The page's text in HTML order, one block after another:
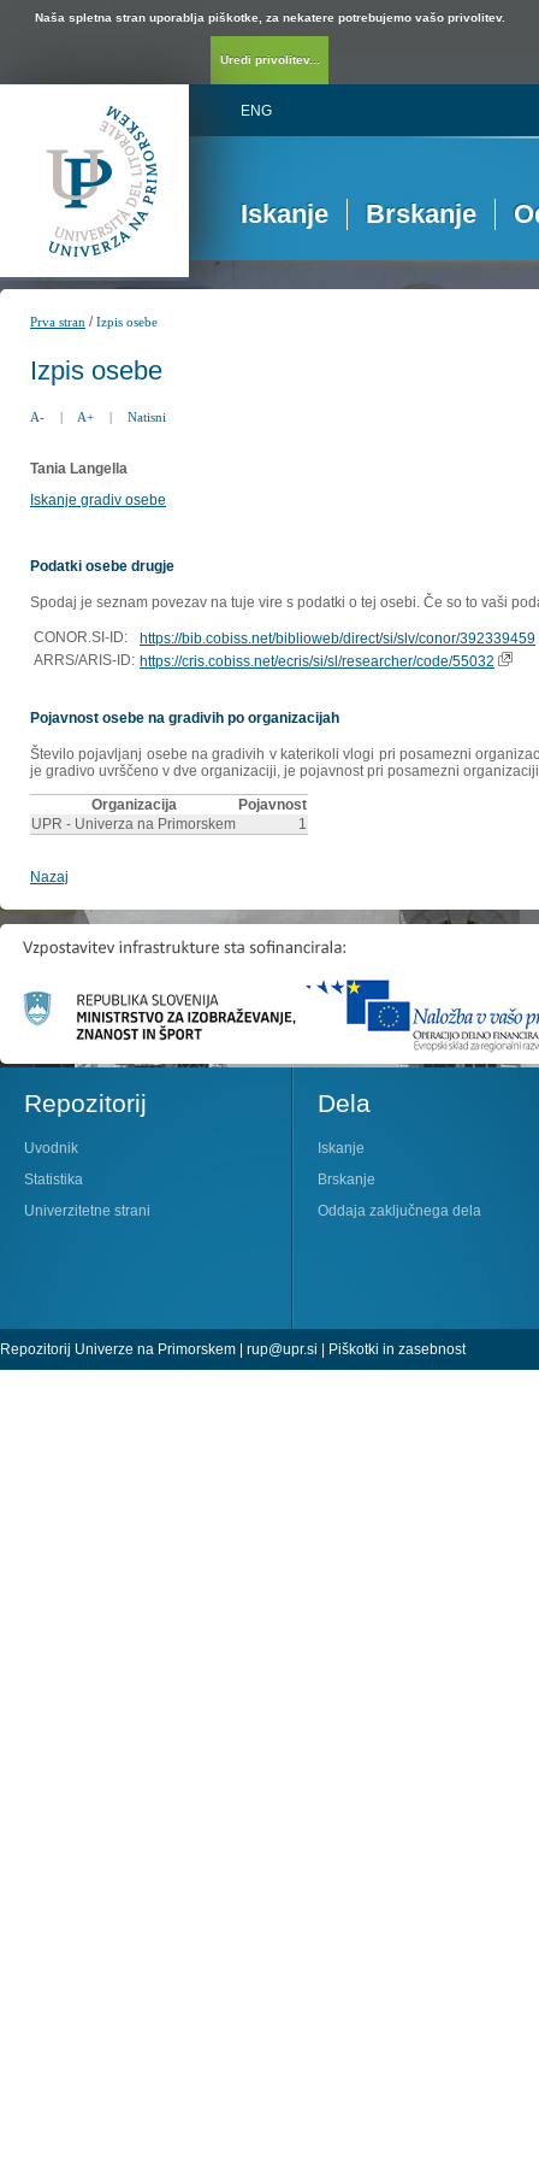
Naša spletna stran uporablja piškotke, za nekatere potrebujemo vašo privolitev.
Uredi privolitev...
ENG
Iskanje Brskanje
Prva stran /Izpis osebe
Izpis osebe
A- | A+ | Natisni
Tania Langella
Iskanje gradiv osebe
Podatki osebe drugje
Spodaj je seznam povezav na tuje vire s podatki o tej osebi. Če so to vaši
CONOR.SI-ID:
https://bib.cobiss.net/biblioweb/direct/si/slv/conor/392339459
ARRS/ARIS-ID: https://cris.cobiss.net/ecris/si/sl/researcher/code/55032
Pojavnost osebe na gradivih po organizacijah
Število pojavljanj osebe na gradivih v katerikoli vlogi pri posamezni
je gradivo uvrščeno v dve organizaciji, je pojavnost pri posamezni
Organizacija
Pojavnost
UPR - Univerza na Primorskem
1
Nazaj
Repozitorij
Uvodnik
Statistika
Univerzitetne strani
Dela
Iskanje
Brskanje
Oddaja zaključnega dela
Repozitorij Univerze na Primorskem | rup@upr.si Piškotki in zasebnost